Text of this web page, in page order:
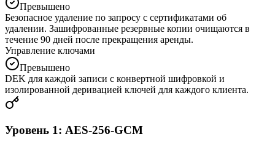
Превышено
Безопасное удаление по запросу с сертификатами об
удалении. Зашифрованные резервные копии очищаются в
течение 90 дней после прекращения аренды.
Управление ключами
Превышено
DEK для каждой записи с конвертной шифровкой и
изолированной деривацией ключей для каждого клиента.
Уровень 1: AES-256-GCM